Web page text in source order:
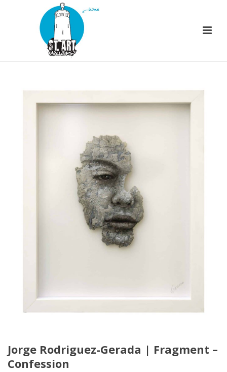
Jorge Rodriguez-Gerada | Fragment –
Confession